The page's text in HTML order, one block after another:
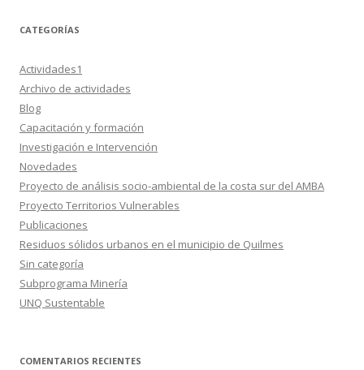
CATEGORÍAS
Actividades1
Archivo de actividades
Blog
Capacitación y formación
Investigación e Intervención
Novedades
Proyecto de análisis socio-ambiental de la costa sur del AMBA
Proyecto Territorios Vulnerables
Publicaciones
Residuos sólidos urbanos en el municipio de Quilmes
Sin categoría
Subprograma Minería
UNQ Sustentable
COMENTARIOS RECIENTES